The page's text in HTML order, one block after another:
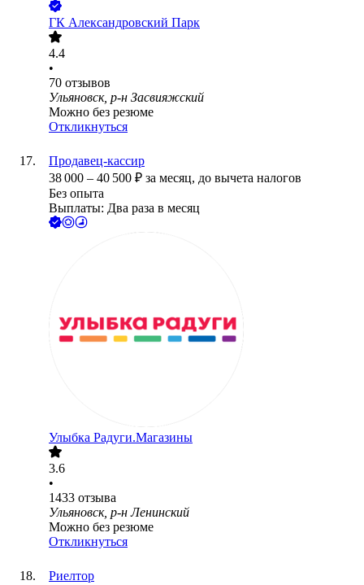
ГК Александровский Парк
4.4
•
70 отзывов
Ульяновск, р-н Засвияжский
Можно без резюме
Откликнуться
Продавец-кассир
38 000 – 40 500 ₽ за месяц, до вычета налогов
Без опыта
Выплаты: Два раза в месяц
Улыбка Радуги.Магазины
3.6
•
1433 отзыва
Ульяновск, р-н Ленинский
Можно без резюме
Откликнуться
Риелтор